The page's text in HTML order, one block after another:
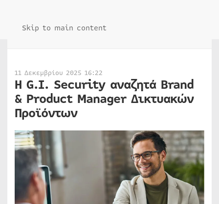
Skip to main content
11 Δεκεμβρίου 2025 16:22
Η G.I. Security αναζητά Brand
& Product Manager Δικτυακών
Προϊόντων